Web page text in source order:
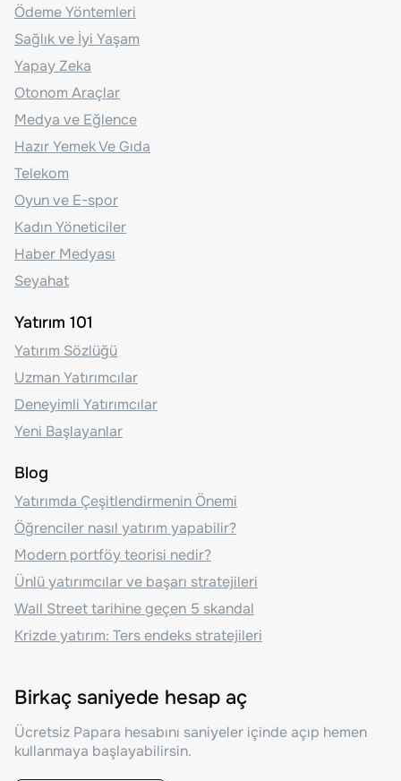
Ödeme Yöntemleri
Sağlık ve İyi Yaşam
Yapay Zeka
Otonom Araçlar
Medya ve Eğlence
Hazır Yemek Ve Gıda
Telekom
Oyun ve E-spor
Kadın Yöneticiler
Haber Medyası
Seyahat
Yatırım 101
Yatırım Sözlüğü
Uzman Yatırımcılar
Deneyimli Yatırımcılar
Yeni Başlayanlar
Blog
Yatırımda Çeşitlendirmenin Önemi
Öğrenciler nasıl yatırım yapabilir?
Modern portföy teorisi nedir?
Ünlü yatırımcılar ve başarı stratejileri
Wall Street tarihine geçen 5 skandal
Krizde yatırım: Ters endeks stratejileri
Birkaç saniyede hesap aç
Ücretsiz Papara hesabını saniyeler içinde açıp hemen
kullanmaya başlayabilirsin.